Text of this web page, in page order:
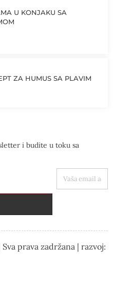
U KONJAKU SA
ZA HUMUS SA PLAVIM
i budite u toku sa
prava zadržana | razvoj: